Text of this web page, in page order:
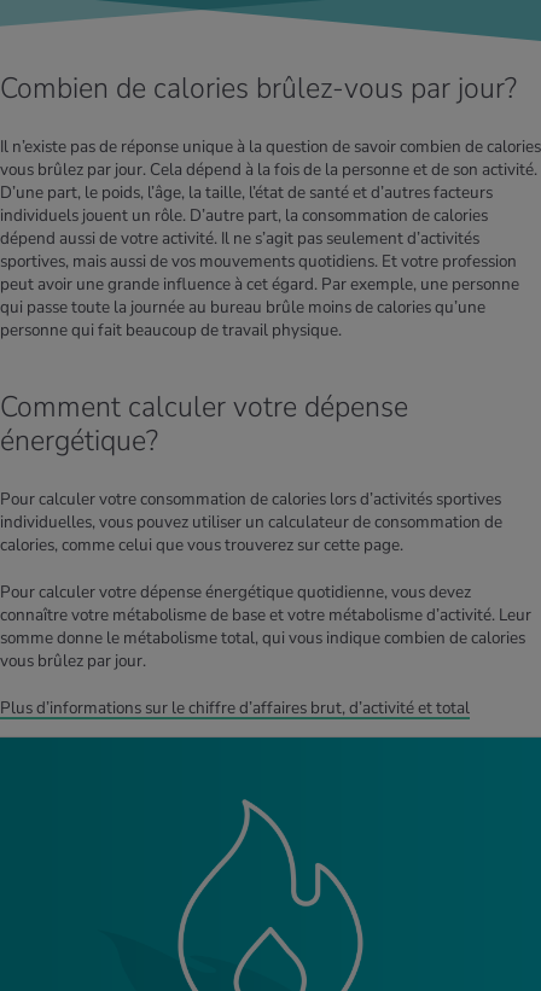
ou
Combien de calories brûlez-vous par jour?
Il n’existe pas de réponse unique à la question de savoir combien de calories
vous brûlez par jour. Cela dépend à la fois de la personne et de son activité.
D’une part, le poids, l’âge, la taille, l’état de santé et d’autres facteurs
individuels jouent un rôle. D’autre part, la consommation de calories
dépend aussi de votre activité. Il ne s’agit pas seulement d’activités
sportives, mais aussi de vos mouvements quotidiens. Et votre profession
peut avoir une grande influence à cet égard. Par exemple, une personne
qui passe toute la journée au bureau brûle moins de calories qu’une
personne qui fait beaucoup de travail physique.
Comment calculer votre dépense
énergétique?
Pour calculer votre consommation de calories lors d’activités sportives
individuelles, vous pouvez utiliser un calculateur de consommation de
calories, comme celui que vous trouverez sur cette page.
Pour calculer votre dépense énergétique quotidienne, vous devez
connaître votre métabolisme de base et votre métabolisme d’activité. Leur
somme donne le métabolisme total, qui vous indique combien de calories
vous brûlez par jour.
Plus d’informations sur le chiffre d’affaires brut, d’activité et total